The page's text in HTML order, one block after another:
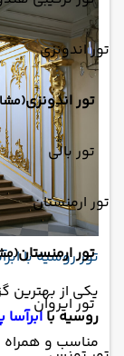
تور اندونزی
تور اندونزی
تور بالی
تور ارمنستان
تور ارمنستان
تور ایروان
تور روسیه با
یکی از بهترین
روسیه باابرآسا
مناسب و همراه